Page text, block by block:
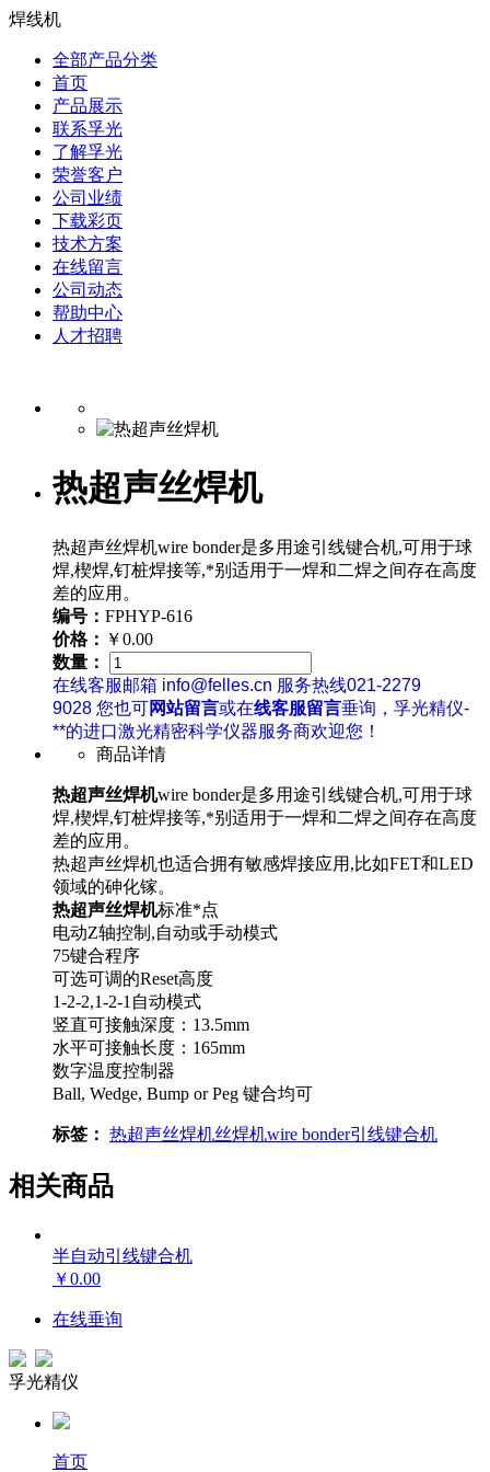
焊线机
全部产品分类
首页
产品展示
联系孚光
了解孚光
荣誉客户
公司业绩
下载彩页
技术方案
在线留言
公司动态
帮助中心
人才招聘
热超声丝焊机
热超声丝焊机wire bonder是多用途引线键合机,可用于球
焊,楔焊,钉桩焊接等,*别适用于一焊和二焊之间存在高度
差的应用。
编号： FPHYP-616
价格： ￥0.00
数量：
在线客服邮箱 info@felles.cn 服务热线021-2279
9028 您也可网站留言或在线客服留言垂询，孚光精仪-
**的进口激光精密科学仪器服务商欢迎您！
商品详情
热超声丝焊机wire bonder是多用途引线键合机,可用于球
焊,楔焊,钉桩焊接等,*别适用于一焊和二焊之间存在高度
差的应用。
热超声丝焊机也适合拥有敏感焊接应用,比如FET和LED
领域的砷化镓。
热超声丝焊机标准*点
电动Z轴控制,自动或手动模式
75键合程序
可选可调的Reset高度
1-2-2,1-2-1自动模式
竖直可接触深度：13.5mm
水平可接触长度：165mm
数字温度控制器
Ball, Wedge, Bump or Peg 键合均可
标签： 热超声丝焊机丝焊机wire bonder引线键合机
相关商品
半自动引线键合机
￥0.00
在线垂询
孚光精仪
首页